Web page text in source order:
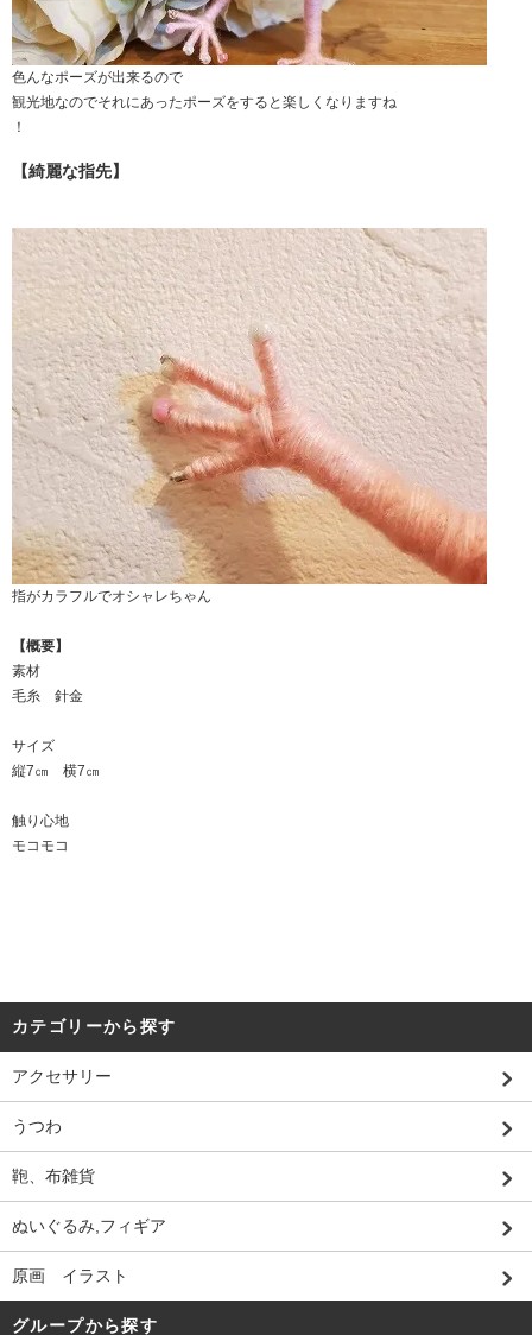
色んなポーズが出来るので
観光地なのでそれにあったポーズをすると楽しくなりますね
！
【綺麗な指先】
指がカラフルでオシャレちゃん
【概要】
素材
毛糸 針金
サイズ
縦7㎝ 横7㎝
触り心地
モコモコ
カテゴリーから探す
アクセサリー
うつわ
鞄、布雑貨
ぬいぐるみ,フィギア
原画 イラスト
グループから探す